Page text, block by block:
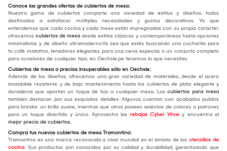
Conoce las grandes ofertas de cubiertos de mesa:
Nuestra gama de cubiertos comparte una variedad de estilos y diseños, todos
destinados a satisfacer múltiples necesidades y gustos decorativos. Ya que
entendemos que cada cocina y cada mesa están impregnadas con su propio carácter,
ofrecemos cubiertos de mesa desde estilos clásicos y contemporáneos hasta opciones
minimalistas y de diseño ultramoderno.Ya sea que estés buscando una cucharita para
tu café matutino, tenedores elegantes para una cena especial, o un conjunto completo
para ocasiones de cualquier tipo, en Oechsle.pe tenemos lo que necesitas.
Cubiertos de mesa a precios insuperables sólo en Oechsle:
Además de los diseños, ofrecemos una gran variedad de materiales, desde el acero
inoxidable resistente y de bajo mantenimiento hasta los cubiertos de plata elegante y
duraderos que aportan un toque de lujo a cualquier mesa. Los cubiertos para mesa
también destacan por sus exquisitos detalles. Algunos cuentan con acabados pulidos
para brindar un brillo suave, mientras que otros poseen asientos de colores o patrones
para un toque divertido y único. Aprovecha las rebajas Cyber Wow y encuentra el
mejor precio de cubiertos.
Compra tus nuevos cubiertos de mesa Tramontina:
Tramontina es una marca reconocida a nivel mundial en el ámbito de los utensilios de
cocina. Sus productos son conocidos por su calidad y durabilidad, garantizando que